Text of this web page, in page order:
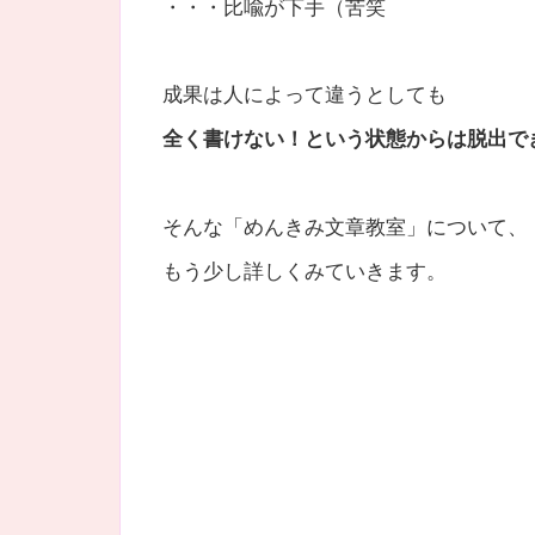
・・・比喩が下手（苦笑
成果は人によって違うとしても
全く書けない！という状態からは脱出で
そんな「めんきみ文章教室」について、
もう少し詳しくみていきます。